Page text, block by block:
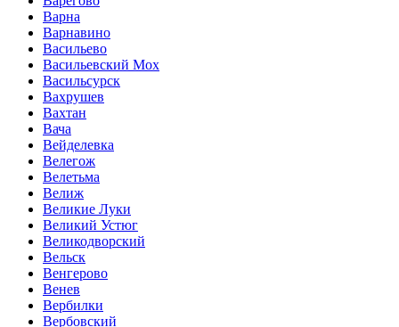
Варна
Варнавино
Васильево
Васильевский Мох
Васильсурск
Вахрушев
Вахтан
Вача
Вейделевка
Велегож
Велетьма
Велиж
Великие Луки
Великий Устюг
Великодворский
Вельск
Венгерово
Венев
Вербилки
Вербовский